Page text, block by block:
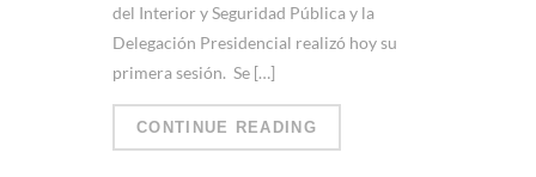
del Interior y Seguridad Pública y la
Delegación Presidencial realizó hoy su
primera sesión. Se […]
CONTINUE READING